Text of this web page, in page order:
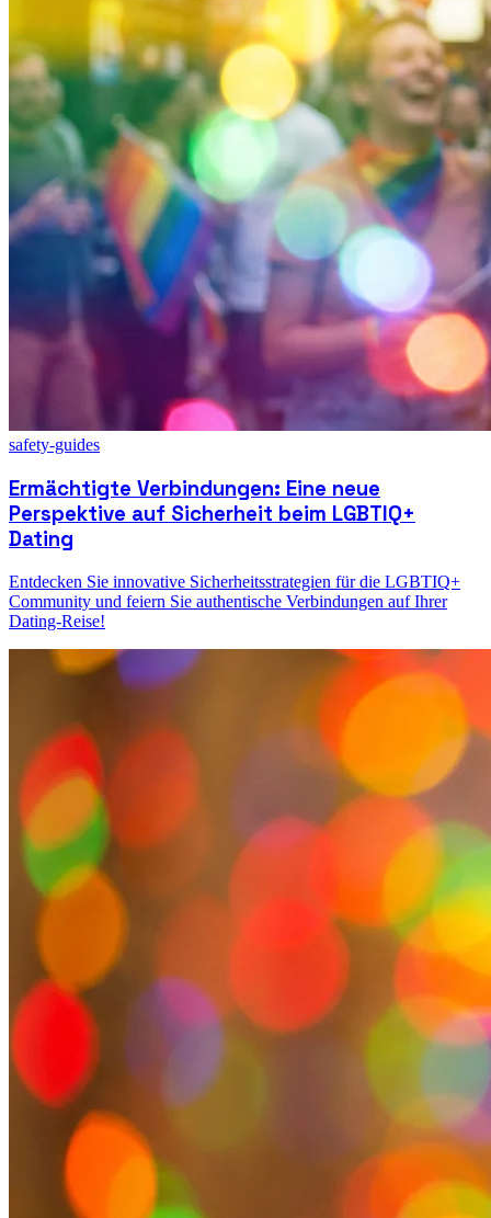
safety-guides
Ermächtigte Verbindungen: Eine neue
Perspektive auf Sicherheit beim LGBTIQ+
Dating
Entdecken Sie innovative Sicherheitsstrategien für die LGBTIQ+
Community und feiern Sie authentische Verbindungen auf Ihrer
Dating-Reise!